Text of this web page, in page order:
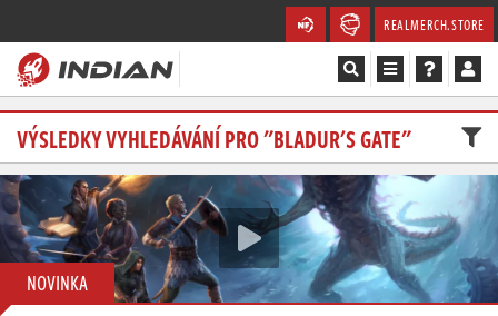
REALMERCH.STORE
Magazín
Recenze
Videa
Soutěže
VÝSLEDKY VYHLEDÁVÁNÍ PRO "BLADUR'S GATE"
NOVINKA